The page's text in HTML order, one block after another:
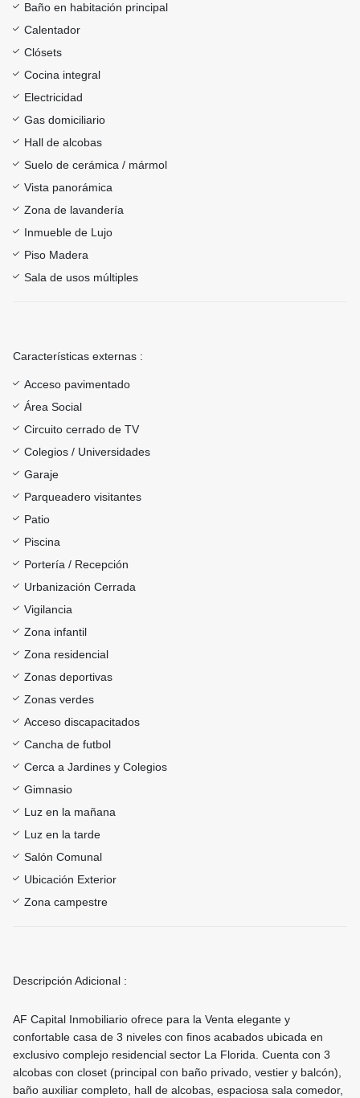
Baño en habitación principal
Calentador
Clósets
Cocina integral
Electricidad
Gas domiciliario
Hall de alcobas
Suelo de cerámica / mármol
Vista panorámica
Zona de lavandería
Inmueble de Lujo
Piso Madera
Sala de usos múltiples
Características externas :
Acceso pavimentado
Área Social
Circuito cerrado de TV
Colegios / Universidades
Garaje
Parqueadero visitantes
Patio
Piscina
Portería / Recepción
Urbanización Cerrada
Vigilancia
Zona infantil
Zona residencial
Zonas deportivas
Zonas verdes
Acceso discapacitados
Cancha de futbol
Cerca a Jardines y Colegios
Gimnasio
Luz en la mañana
Luz en la tarde
Salón Comunal
Ubicación Exterior
Zona campestre
Descripción Adicional :
AF Capital Inmobiliario ofrece para la Venta elegante y
confortable casa de 3 niveles con finos acabados ubicada en
exclusivo complejo residencial sector La Florida. Cuenta con 3
alcobas con closet (principal con baño privado, vestier y balcón),
baño auxiliar completo, hall de alcobas, espaciosa sala comedor,